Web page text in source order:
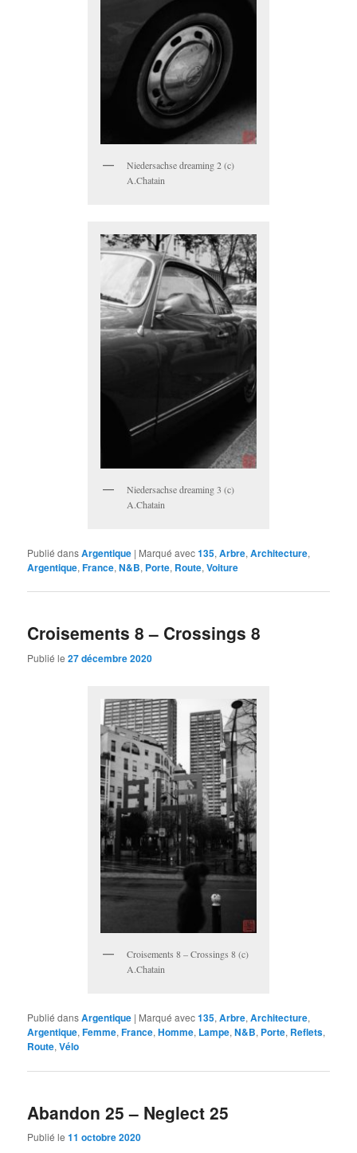
Niedersachse dreaming 2 (c)
A.Chatain
Niedersachse dreaming 3 (c)
A.Chatain
Publié dansArgentique | Marqué avec135,Arbre,Architecture,
Argentique,France,N&B, Porte, Route,Voiture
Croisements 8 – Crossings 8
Publié le27 décembre 2020
Croisements 8 – Crossings 8 (c)
A.Chatain
Publié dansArgentique | Marqué avec135,Arbre,Architecture,
Argentique,Femme,France,Homme, Lampe,N&B, Porte, Reflets,
Route,Vélo
Abandon 25 – Neglect 25
Publié le11 octobre 2020